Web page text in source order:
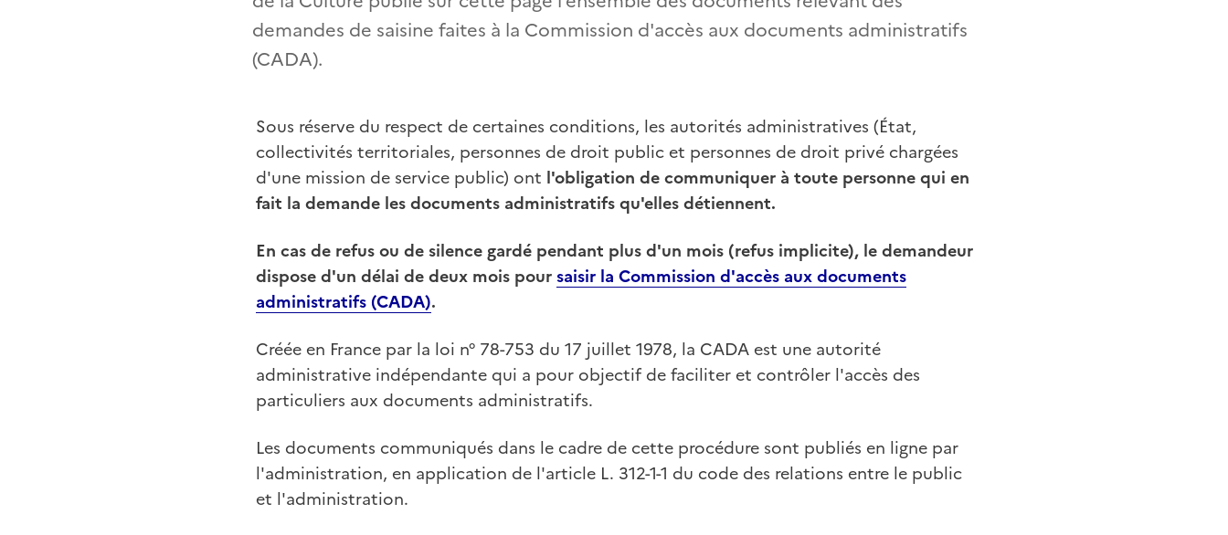
demandes de saisine faites à la Commission d'accès aux documents administratifs
(CADA).
Sous réserve du respect de certaines conditions, les autorités administratives (État,
collectivités territoriales, personnes de droit public et personnes de droit privé chargées
d'une mission de service public) ont l'obligation de communiquer à toute personne qui en
fait la demande les documents administratifs qu'elles détiennent.
En cas de refus ou de silence gardé pendant plus d'un mois (refus implicite), le demandeur
dispose d'un délai de deux mois poursaisir la Commission d'accès aux documents
administratifs (CADA).
Créée en France par la loi n° 78-753 du 17 juillet 1978, la CADA est une autorité
administrative indépendante qui a pour objectif de faciliter et contrôler l'accès des
particuliers aux documents administratifs.
Les documents communiqués dans le cadre de cette procédure sont publiés en ligne par
l'administration, en application de l'article L. 312-1-1 du code des relations entre le public
et l'administration.